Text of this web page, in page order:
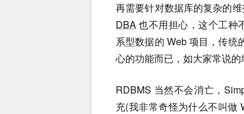
再需要针对数据库的复杂的
DBA也不用担心，这个工种
系型数据的 Web 项目，传统
心的功能而已，如大家常说的
RDBMS 当然不会消亡，
充(我非常奇怪为什么不叫